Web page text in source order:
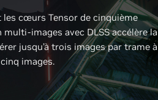
les cœurs Tensor de cinquième
images avec DLSS accélère la
jusqu’à trois images par trame à
images.